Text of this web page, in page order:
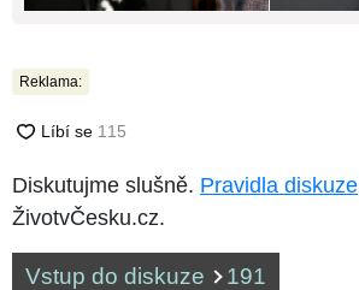
Reklama:
Diskutujme slušně. Pravidla diskuze
ŽivotvČesku.cz.
Vstup do diskuze 191